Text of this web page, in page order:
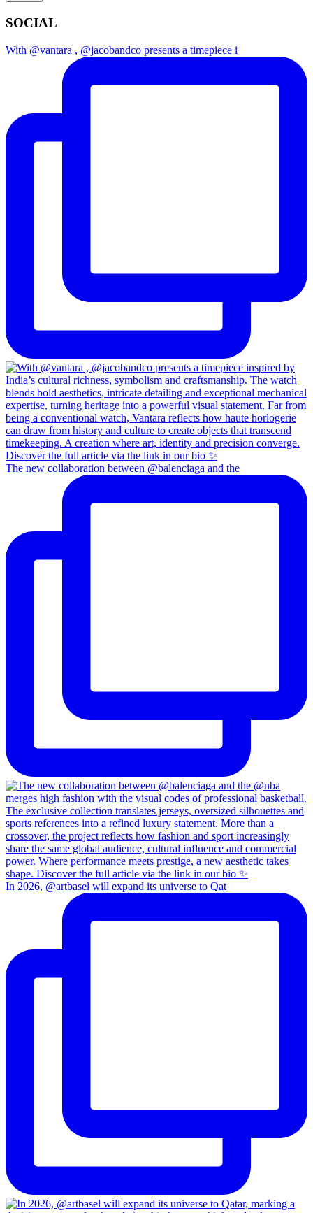
SOCIAL
With @vantara , @jacobandco presents a timepiece i
The new collaboration between @balenciaga and the
In 2026, @artbasel will expand its universe to Qat